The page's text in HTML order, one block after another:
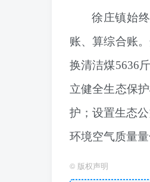
徐庄镇始
账、算综合账
换清洁煤5636
立健全生态保
护；设置生态
环境空气质量
© 版权声明